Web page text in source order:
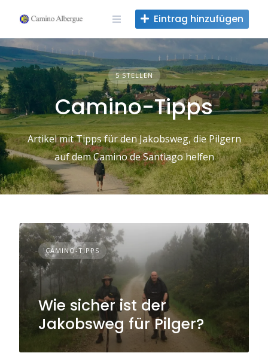
Inhalt
springen
Eintrag hinzufügen
5 STELLEN
Camino-Tipps
Artikel mit Tipps für den Jakobsweg, die Pilgern
auf dem Camino de Santiago helfen
CAMINO-TIPPS
Wie sicher ist der
Jakobsweg für Pilger?